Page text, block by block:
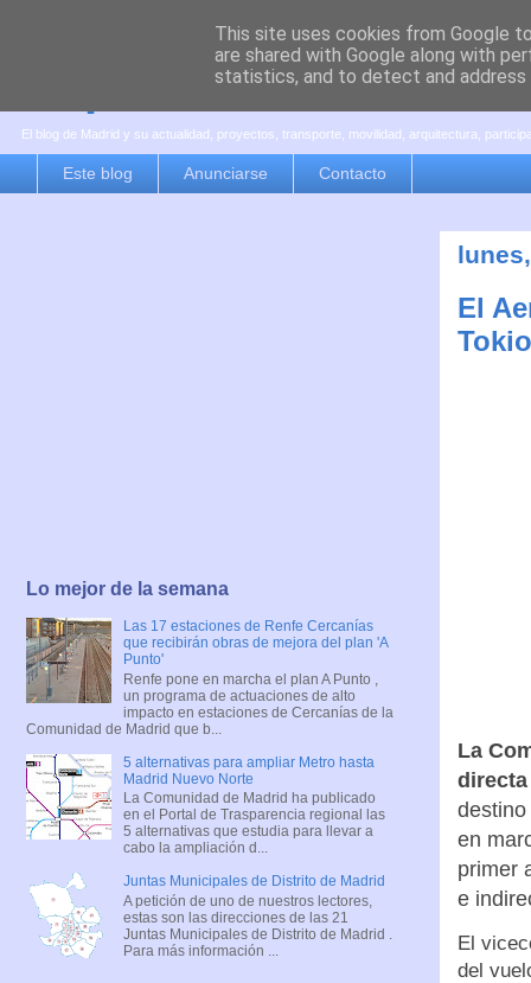
es por madrid
El blog de Madrid y su actualidad, proyectos, transporte, movilidad, arquitectura,
Este blog Anunciarse Contacto
El
Tokio
La
en
primer
e
El
del
Lo mejor de la semana
Las 17 estaciones de Renfe Cercanías
que recibirán obras de mejora del plan 'A
Punto'
Renfe pone en marcha el plan A Punto ,
un programa de actuaciones de alto
impacto en estaciones de Cercanías de la
Comunidad de Madrid que b...
5 alternativas para ampliar Metro hasta
Madrid Nuevo Norte
La Comunidad de Madrid ha publicado
en el Portal de Trasparencia regional las
5 alternativas que estudia para llevar a
cabo la ampliación d...
Juntas Municipales de Distrito de Madrid
A petición de uno de nuestros lectores,
estas son las direcciones de las 21
Juntas Municipales de Distrito de Madrid .
Para más información ...
This site uses cookies from Google
are shared with Google along with
statistics, and to detect and address